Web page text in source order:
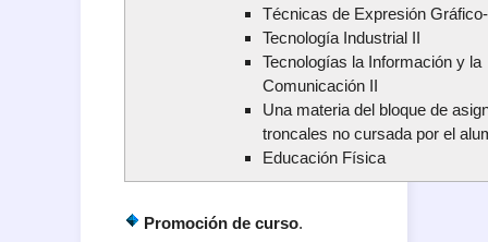
Técnicas de Expresión
Tecnología Industrial II
Tecnologías la Información y la
Comunicación II
Una materia del bloque de
troncales no cursada por el
Educación Física
Promoción de curso.